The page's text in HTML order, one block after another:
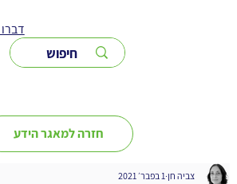
חזרה למאגר הידע
צביה חן 1 בפבר׳ 2021